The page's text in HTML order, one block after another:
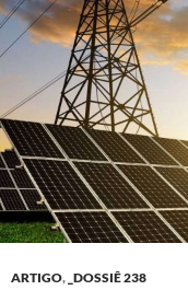
ARTIGO, _DOSSIÊ 238